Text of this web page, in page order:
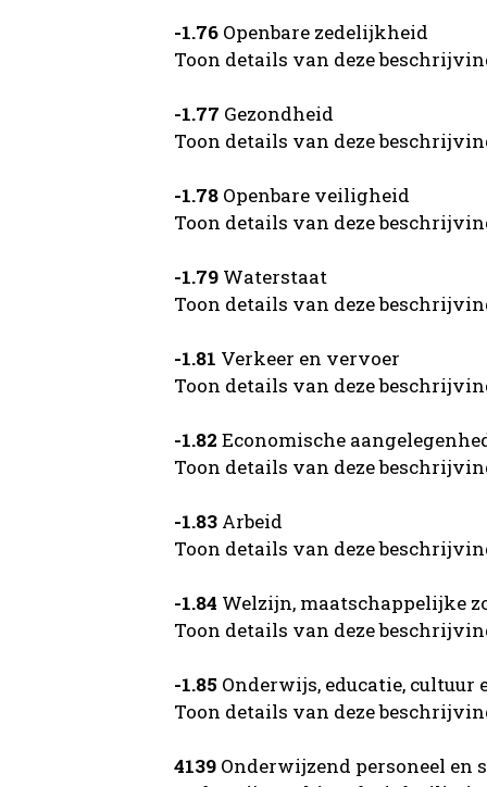
-1.76 Openbare zedelijkheid
Toon details van deze
-1.77 Gezondheid
Toon details van deze
-1.78 Openbare veiligheid
Toon details van deze
-1.79 Waterstaat
Toon details van deze
-1.81 Verkeer en vervoer
Toon details van deze
-1.82 Economische
Toon details van deze
-1.83 Arbeid
Toon details van deze
-1.84 Welzijn, maatschappelijke
Toon details van deze
-1.85 Onderwijs, educatie, cultuur
Toon details van deze
4139 Onderwijzend personeel en